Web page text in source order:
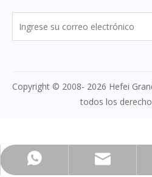
+86-
+86-551-
+86-156-
Copyright © 2008- 2026 Hefei
todos los